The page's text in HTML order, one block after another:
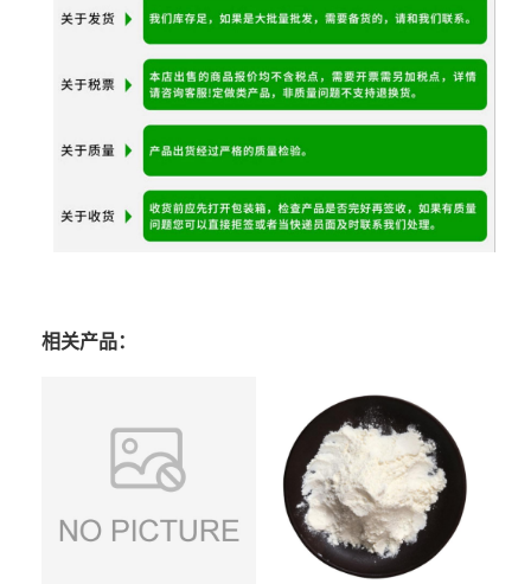
相关产品：